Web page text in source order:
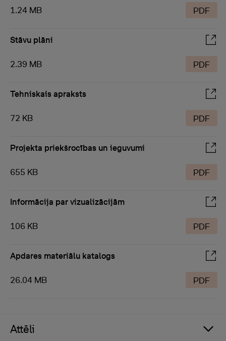
1.24 MB PDF
Stāvu plāni
2.39 MB PDF
Tehniskais apraksts
72 KB PDF
Projekta priekšrocības un ieguvumi
655 KB PDF
Informācija par vizualizācijām
106 KB PDF
Apdares materiālu katalogs
26.04 MB PDF
Attēli